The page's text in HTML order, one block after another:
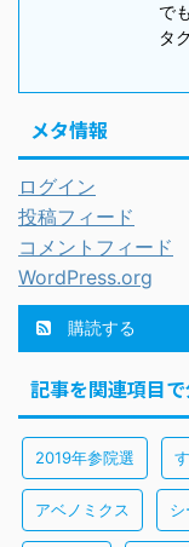
で
タ
メタ情報
ログイン
投稿フィード
コメントフィード
WordPress.org
購読する
記事を関連項目
2019年参院選
アベノミクス